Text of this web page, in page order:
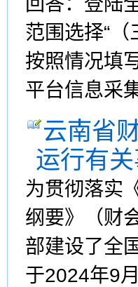
范围选择“
按照情况填
平台信息采
云南省
运行有
为贯彻落实
纲要》（财
部建设了全
于2024年9